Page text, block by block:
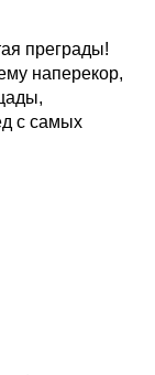
преграды!
наперекор,
с самых